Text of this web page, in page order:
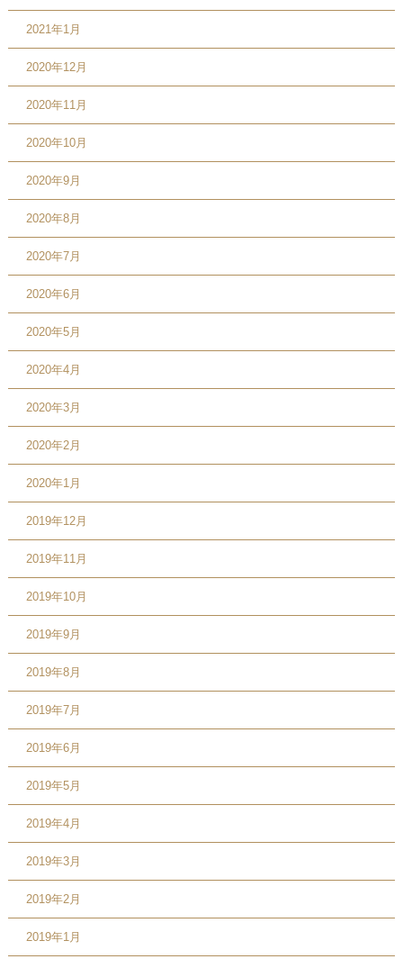
2021年1月
2020年12月
2020年11月
2020年10月
2020年9月
2020年8月
2020年7月
2020年6月
2020年5月
2020年4月
2020年3月
2020年2月
2020年1月
2019年12月
2019年11月
2019年10月
2019年9月
2019年8月
2019年7月
2019年6月
2019年5月
2019年4月
2019年3月
2019年2月
2019年1月